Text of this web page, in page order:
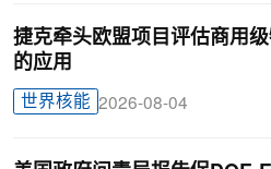
捷克牵头欧盟项目评估商用
的应用
世界核能 2026-08-04